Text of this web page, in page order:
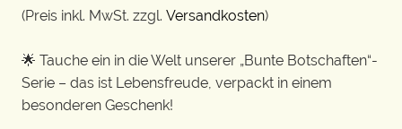
(Preis inkl. MwSt. zzgl. Versandkosten)
🌟 Tauche ein in die Welt unserer „Bunte Botschaften“-
Serie – das ist Lebensfreude, verpackt in einem
besonderen Geschenk!